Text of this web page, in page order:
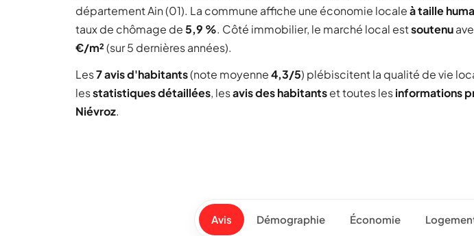
département Ain (01). La commune affiche une économie localeà taille
taux de chômage de5,9 %. Côté immobilier, le marché local estsoutenu
€/m²(sur 5 dernières années).
Les7 avis d'habitants(note moyenne4,3/5) plébiscitent la qualité de vie
lesstatistiques détaillées, lesavis des habitantset toutes lesinformations
Niévroz.
Avis Démographie Économie